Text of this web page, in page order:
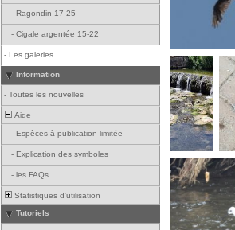
- Ragondin 17-25
- Cigale argentée 15-22
- Les galeries
Information
- Toutes les nouvelles
Aide
- Espèces à publication limitée
- Explication des symboles
- les FAQs
Statistiques d'utilisation
Tutoriels